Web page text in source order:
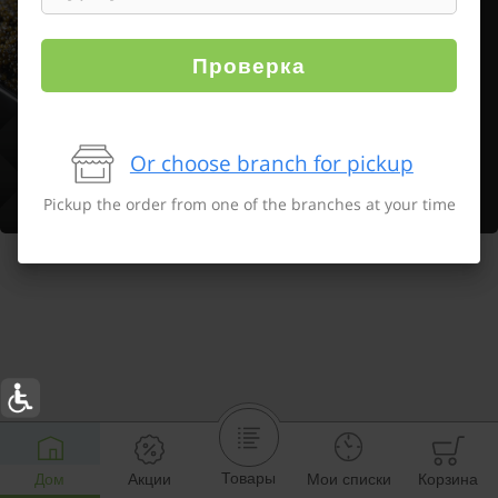
Дом Акции Товары Мои списки Корзина
Проверка
Or choose branch for pickup
Pickup the order from one of the branches at your time